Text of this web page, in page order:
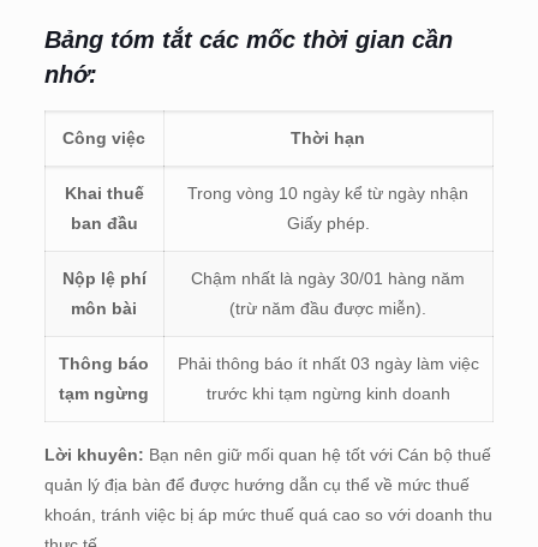
Bảng tóm tắt các mốc thời gian cần
nhớ:
Công việc Thời hạn
Khai thuế
ban đầu
Trong vòng 10 ngày kể từ ngày nhận
Giấy phép.
Nộp lệ phí
môn bài
Chậm nhất là ngày 30/01 hàng năm
(trừ năm đầu được miễn).
Thông báo
tạm ngừng
Phải thông báo ít nhất 03 ngày làm việc
trước khi tạm ngừng kinh doanh
Lời khuyên: Bạn nên giữ mối quan hệ tốt với Cán bộ thuế
quản lý địa bàn để được hướng dẫn cụ thể về mức thuế
khoán, tránh việc bị áp mức thuế quá cao so với doanh thu